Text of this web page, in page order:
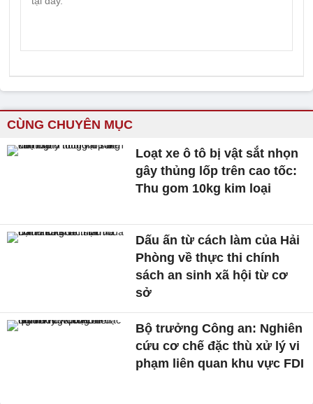
CÙNG CHUYÊN MỤC
Loạt xe ô tô bị vật sắt nhọn
gây thủng lốp trên cao tốc:
Thu gom 10kg kim loại
Dấu ấn từ cách làm của Hải
Phòng về thực thi chính
sách an sinh xã hội từ cơ
sở
Bộ trưởng Công an: Nghiên
cứu cơ chế đặc thù xử lý vi
phạm liên quan khu vực FDI